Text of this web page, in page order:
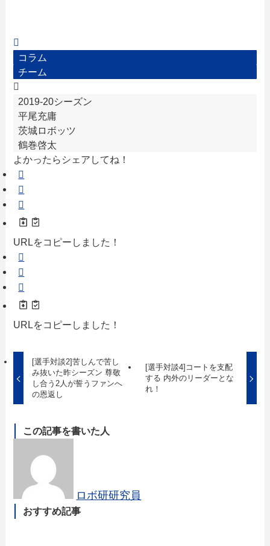
コラム
チーム
2019-20シーズン
平尾充庸
茨城ロボッツ
鶴巻啓太
よかったらシェアしてね！
URLをコピーしました！
URLをコピーしました！
[選手対談2]苦しんで苦し
み抜いた昨シーズン 尊敬
し合う2人が誓うファンへ
の恩返し
[選手対談4]コートを支配
する 内外のリーダーとな
れ！
この記事を書いた人
ロボ研研究員
おすすめ記事